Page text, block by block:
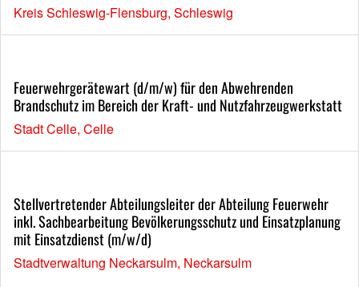
Kreis Schleswig-Flensburg, Schleswig
Feuerwehrgerätewart (d/m/w) für den Abwehrenden
Brandschutz im Bereich der Kraft- und Nutzfahrzeugwerkstatt
Stadt Celle, Celle
Stellvertretender Abteilungsleiter der Abteilung Feuerwehr
inkl. Sachbearbeitung Bevölkerungsschutz und Einsatzplanung
mit Einsatzdienst (m/w/d)
Stadtverwaltung Neckarsulm, Neckarsulm